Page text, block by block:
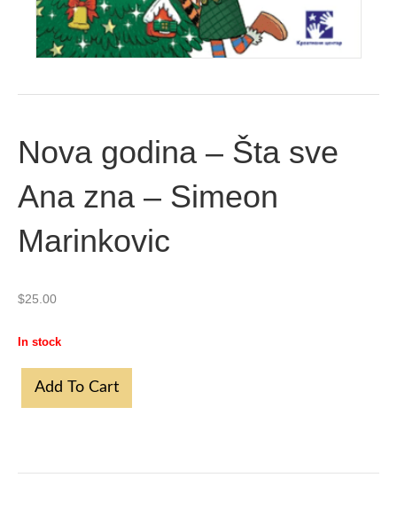
Nova godina – Šta sve
Ana zna – Simeon
Marinkovic
$25.00
In stock
godina
Add To Cart